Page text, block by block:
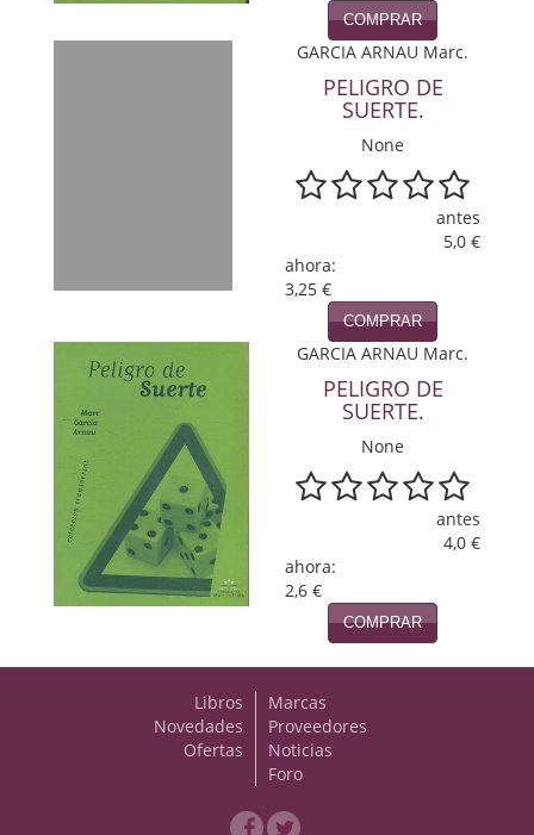
Sobre Madrid
Varios
COMPRAR
GARCIA ARNAU Marc.
PELIGRO DE
SUERTE.
None
antes
5,0 €
ahora:
3,25 €
COMPRAR
GARCIA ARNAU Marc.
PELIGRO DE
SUERTE.
None
antes
4,0 €
ahora:
2,6 €
COMPRAR
Libros
Novedades
Ofertas
Marcas
Proveedores
Noticias
Foro